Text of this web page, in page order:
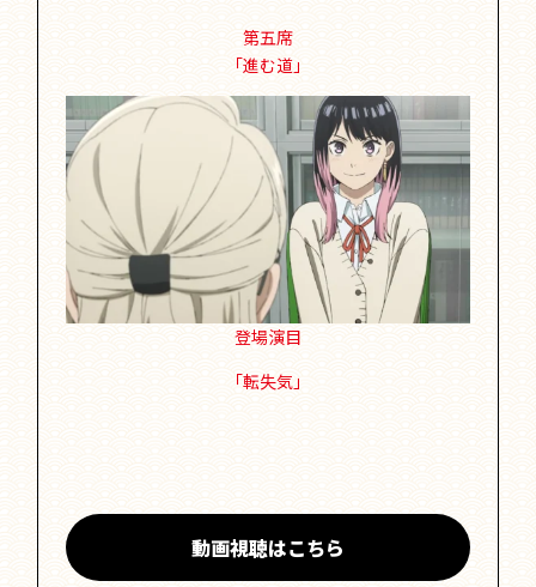
第五席
「進む道」
登場演目
「転失気」
動画視聴はこちら